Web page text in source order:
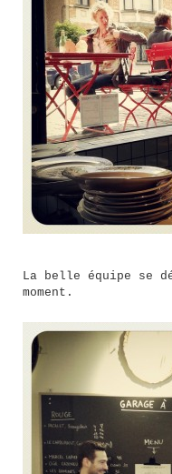
La belle équipe se
moment.